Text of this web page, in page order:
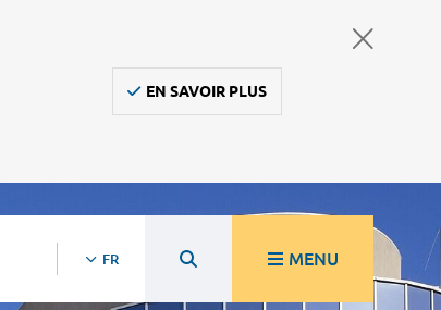
EN SAVOIR PLUS
FR MENU